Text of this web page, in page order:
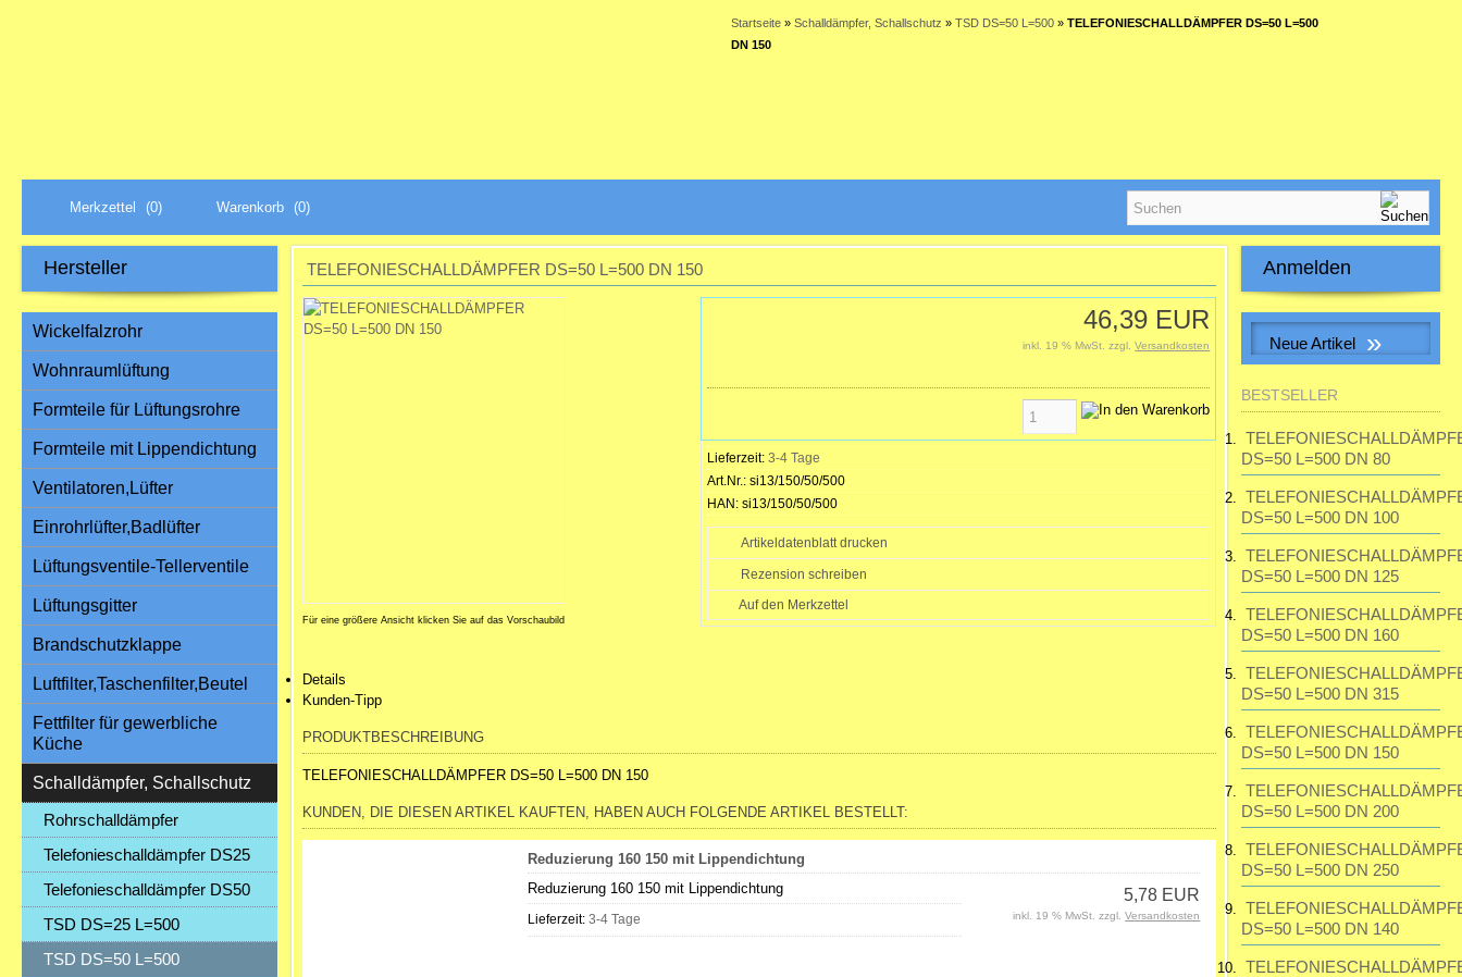
Startseite» Schalldämpfer, Schallschutz » TSD DS=50 L=500» TELEFONIESCHALLDÄMPFER DS=50 L=500
DN 150
Warenkorb (0)
Merkzettel (0)
TELEFONIESCHALLDÄMPFER DS=50 L=500 DN 150
Für eine größere Ansicht klicken Sie auf das Vorschaubild
46,39 EUR
inkl. 19 % MwSt. zzgl.Versandkosten
Lieferzeit: 3-4 Tage
Art.Nr.: si13/150/50/500
HAN: si13/150/50/500
Artikeldatenblatt drucken
Rezension schreiben
Details
Kunden-Tipp
PRODUKTBESCHREIBUNG
TELEFONIESCHALLDÄMPFER DS=50 L=500 DN 150
KUNDEN, DIE DIESEN ARTIKEL KAUFTEN, HABEN AUCH FOLGENDE ARTIKEL BESTELLT:
Reduzierung 160 150 mit Lippendichtung
Reduzierung 160 150 mit Lippendichtung
Lieferzeit: 3-4 Tage
5,78 EUR
inkl. 19 % MwSt. zzgl.Versandkosten
Hersteller
Wickelfalzrohr
Wohnraumlüftung
Formteile für Lüftungsrohre
Formteile mit Lippendichtung
Ventilatoren,Lüfter
Einrohrlüfter,Badlüfter
Lüftungsventile-Tellerventile
Lüftungsgitter
Brandschutzklappe
Luftfilter,Taschenfilter,Beutel
Fettfilter für gewerbliche
Küche
Schalldämpfer, Schallschutz
Rohrschalldämpfer
Telefonieschalldämpfer DS25
Telefonieschalldämpfer DS50
TSD DS=25 L=500
TSD DS=50 L=500
Anmelden
Passwort vergessen?
Neue Artikel »
Kleinraum-Ventilatator, Feuchte,
LED
195,23 EUR
Versandkosten
BESTSELLER
DS=50 L=500 DN 80
DS=50 L=500 DN 100
DS=50 L=500 DN 125
DS=50 L=500 DN 160
DS=50 L=500 DN 315
DS=50 L=500 DN 150
DS=50 L=500 DN 200
DS=50 L=500 DN 250
DS=50 L=500 DN 140